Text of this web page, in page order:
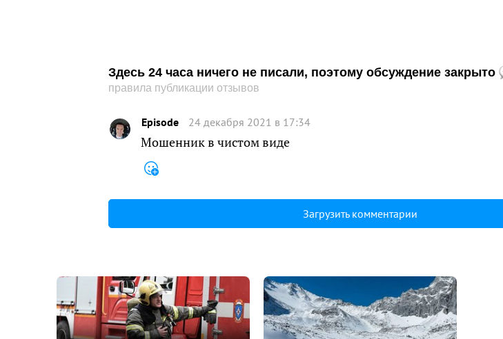
Здесь 24 часа ничего не писали, поэтому обсуждение закрыто
правила публикации отзывов
Episode 24 декабря 2021 в 17:34
Мошенник в чистом виде
Загрузить комментарии